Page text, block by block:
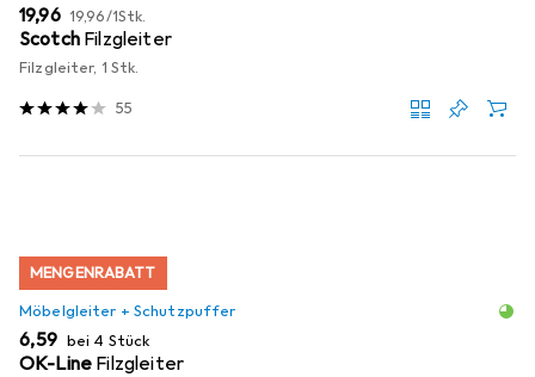
EUR
19,96 EUR
19,96/1Stk.
Scotch Filzgleiter
Filzgleiter, 1 Stk.
55
MENGENRABATT
Möbelgleiter + Schutzpuffer
EUR
6,59 bei 4 Stück
OK-Line Filzgleiter